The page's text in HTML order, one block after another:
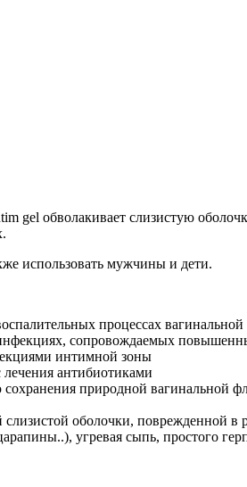
gel обволакивает слизистую
использовать мужчины и дети.
процессах
инфекциях, сопровождаемых
интимной зоны
антибиотиками
природной вагинальной
оболочки, поврежденной в
угревая сыпь, простого